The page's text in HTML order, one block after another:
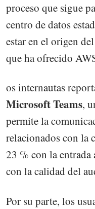
proceso que sigue
centro de datos
estar en el origen
que ha ofrecido
os internautas
Microsoft Teams,
permite la
relacionados con la
23 % con la
con la calidad del
Por su parte, los